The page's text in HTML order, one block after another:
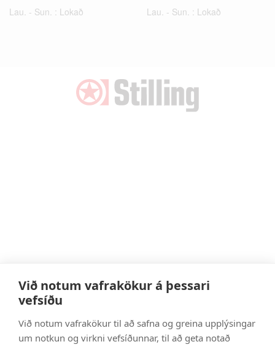
Við notum vafrakökur á þessari
vefsíðu
Við notum vafrakökur til að safna og greina upplýsingar
um notkun og virkni vefsíðunnar, til að geta notað
Lau. - Sun. : Lokað
Lau. - Sun. : Lokað